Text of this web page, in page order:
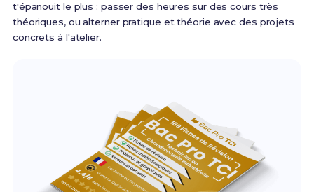
t'épanouit le plus : passer des heures sur des cours très
théoriques, ou alterner pratique et théorie avec des projets
concrets à l'atelier.